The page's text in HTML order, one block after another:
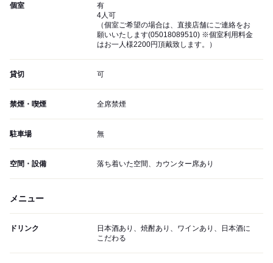
個室
有
4人可
（個室ご希望の場合は、直接店舗にご連絡をお
願いいたします(05018089510) ※個室利用料金
はお一人様2200円頂戴致します。）
貸切 可
禁煙・喫煙 全席禁煙
駐車場 無
空間・設備 落ち着いた空間、カウンター席あり
メニュー
ドリンク
日本酒あり、焼酎あり、ワインあり、日本酒に
こだわる